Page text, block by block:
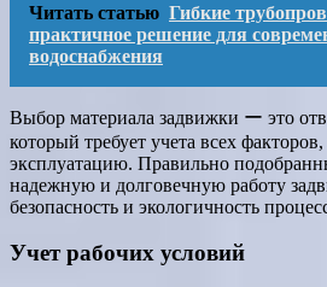
Читать статью Гибкие
практичное решение для
водоснабжения
Выбор материала задвижки ー это
который требует учета всех
эксплуатацию. Правильно
надежную и долговечную работу
безопасность и экологичность
Учет рабочих условий